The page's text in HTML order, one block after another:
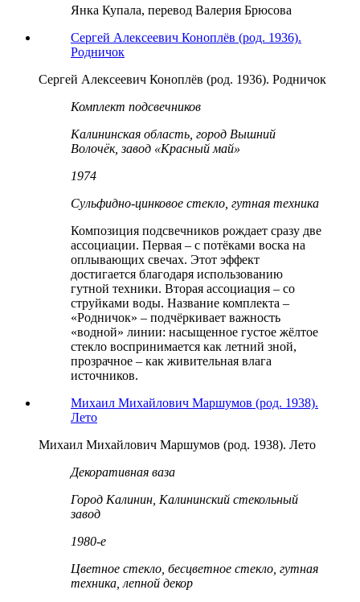
Янка Купала, перевод Валерия Брюсова
Сергей Алексеевич Коноплёв (род. 1936).
Родничок
Сергей Алексеевич Коноплёв (род. 1936). Родничок
Комплект подсвечников
Калининская область, город Вышний
Волочёк, завод «Красный май»
1974
Сульфидно-цинковое стекло, гутная техника
Композиция подсвечников рождает сразу две
ассоциации. Первая – с потёками воска на
оплывающих свечах. Этот эффект
достигается благодаря использованию
гутной техники. Вторая ассоциация – со
струйками воды. Название комплекта –
«Родничок» – подчёркивает важность
«водной» линии: насыщенное густое жёлтое
стекло воспринимается как летний зной,
прозрачное – как живительная влага
источников.
Михаил Михайлович Маршумов (род. 1938).
Лето
Михаил Михайлович Маршумов (род. 1938). Лето
Декоративная ваза
Город Калинин, Калининский стекольный
завод
1980-е
Цветное стекло, бесцветное стекло, гутная
техника, лепной декор